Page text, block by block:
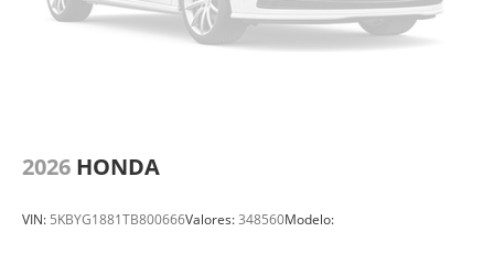
2026 HONDA
VIN: 5KBYG1881TB800666Valores:348560Modelo: